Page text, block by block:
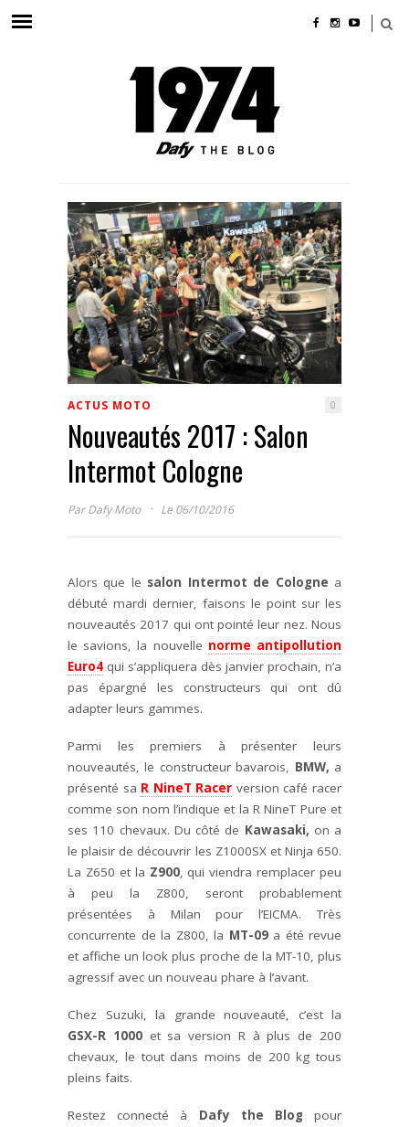
ACTUS MOTO 0
Nouveautés 2017 : Salon
Intermot Cologne
ParDafy Moto · Le 06/10/2016
Alors que le salon Intermot de Cologne a
débuté mardi dernier, faisons le point sur les
nouveautés 2017 qui ont pointé leur nez. Nous
le savions, la nouvelle norme antipollution
Euro4 qui s’appliquera dès janvier prochain, n’a
pas épargné les constructeurs qui ont dû
adapter leurs gammes.
Parmi les premiers à présenter leurs
nouveautés, le constructeur bavarois, BMW, a
présenté sa R NineT Racer version café racer
comme son nom l’indique et la R NineT Pure et
ses 110 chevaux. Du côté de Kawasaki, on a
le plaisir de découvrir les Z1000SX et Ninja 650.
La Z650 et la Z900, qui viendra remplacer peu
à peu la Z800, seront probablement
présentées à Milan pour l’EICMA. Très
concurrente de la Z800, la MT-09a été revue
et affiche un look plus proche de la MT-10, plus
agressif avec un nouveau phare à l’avant.
Chez Suzuki, la grande nouveauté, c’est la
GSX-R 1000et sa version R à plus de 200
chevaux, le tout dans moins de 200 kg tous
pleins faits.
Restez connecté à Dafy the Blog pour